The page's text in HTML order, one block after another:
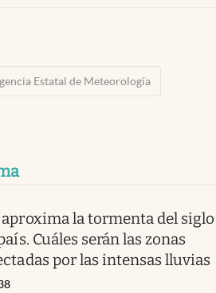
Estatal de Meteorología
aproxima la tormenta del siglo
Cuáles serán las zonas
por las intensas lluvias